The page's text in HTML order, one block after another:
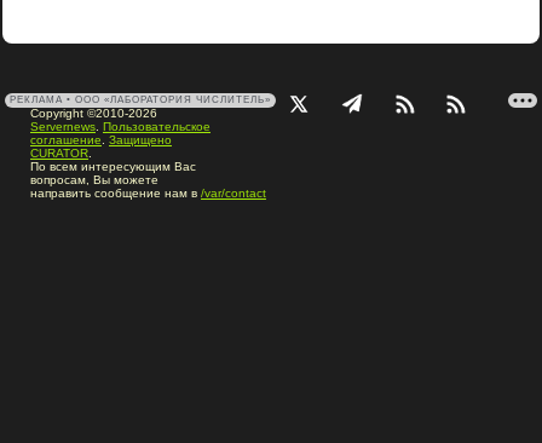
РЕКЛАМА • ООО «ЛАБОРАТОРИЯ ЧИСЛИТЕЛЬ»
Copyright ©2010-2026
Servernews Пользовательское
соглашение
Защищено
CURATOR
По всем интересующим Вас
вопросам, Вы можете
направить сообщение нам в /var/contact